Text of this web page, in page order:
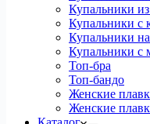
Купальники из
Купальники с
Купальники на
Купальники с
Топ-бра
Топ-бандо
Женские
Женские